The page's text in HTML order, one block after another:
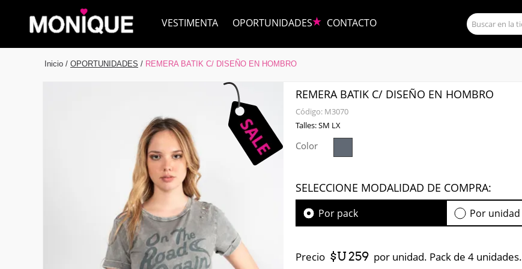
VESTIMENTA OPORTUNIDADES CONTACTO
Inicio / OPORTUNIDADES / REMERA BATIK C/ DISEÑO EN HOMBRO
REMERA BATIK C/ DISEÑO EN HOMBRO
Código: M3070
Talles: SM LX
Color
SELECCIONE MODALIDAD DE COMPRA:
Por pack Por unidad
Precio $U 259 por unidad. Pack de 4 unidades.